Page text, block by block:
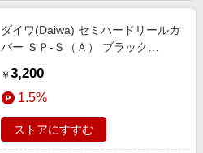
ダイワ(Daiwa) セミハードリールカ
バー ＳＰ-Ｓ（Ａ） ブラック
￥ 3,200
1.5%
ストアにすすむ